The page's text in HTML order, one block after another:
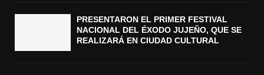
PRESENTARON EL PRIMER FESTIVAL
NACIONAL DEL ÉXODO JUJEÑO, QUE SE
REALIZARÁ EN CIUDAD CULTURAL